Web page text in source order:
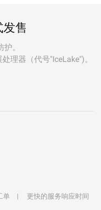
发售
。
理器（代号"IceLake")。
单
更快的服务响应时间